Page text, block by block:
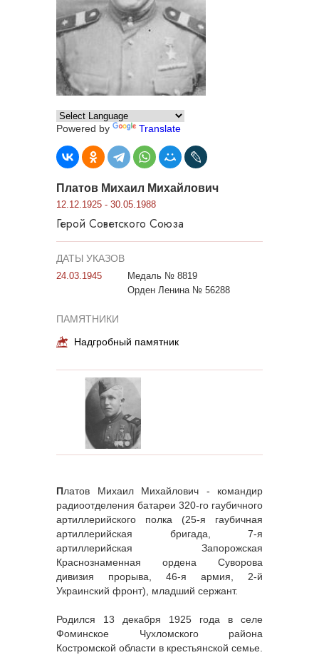
Powered by Translate
Платов Михаил Михайлович
12.12.1925 - 30.05.1988
Герой Советского Союза
ДАТЫ УКАЗОВ
24.03.1945
Медаль № 8819
Орден Ленина № 56288
ПАМЯТНИКИ
Надгробный памятник
Платов Михаил Михайлович - командир
радиоотделения батареи 320-го гаубичного
артиллерийского полка (25-я гаубичная
артиллерийская бригада, 7-я
артиллерийская Запорожская
Краснознаменная ордена Суворова
дивизия прорыва, 46-я армия, 2-й
Украинский фронт), младший сержант.
Родился 13 декабря 1925 года в селе
Фоминское Чухломского района
Костромской области в крестьянской семье.